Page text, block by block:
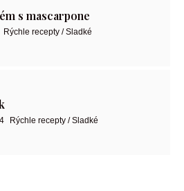
s mascarpone
Rýchle recepty / Sladké
Rýchle recepty / Sladké